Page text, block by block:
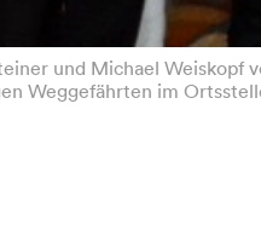
und Michael Weiskopf
Weggefährten im